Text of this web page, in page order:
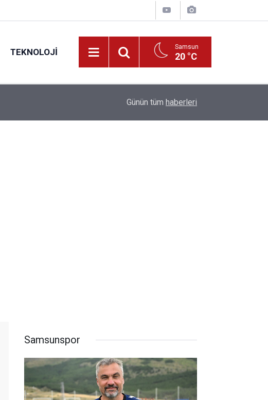
TEKNOLOJI Samsun
20 °C
Fahiş fiyatlar nedeniyle işletmelere 101 milyon
Günün tüm haberleri
Samsunspor